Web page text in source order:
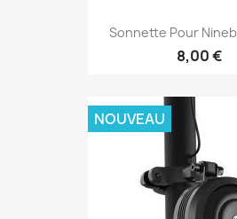
Sonnette Pour
8,00 €
NOUVEAU